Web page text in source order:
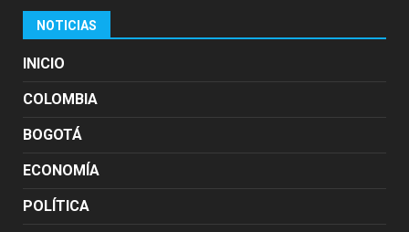
NOTICIAS
INICIO
COLOMBIA
BOGOTÁ
ECONOMÍA
POLÍTICA